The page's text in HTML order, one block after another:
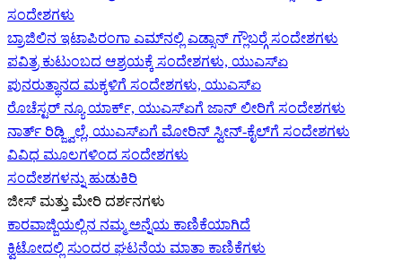
ಸಂದೇಶಗಳು
ಬ್ರಾಜಿಲಿನ ಇಟಾಪಿರಂಗಾ ಎಮ್‌ನಲ್ಲಿ ಎಡ್ಸಾನ್ ಗ್ಲೌಬರ್‍ಗೆ ಸಂದೇಶಗಳು
ಪವಿತ್ರ ಕುಟುಂಬದ ಆಶ್ರಯಕ್ಕೆ ಸಂದೇಶಗಳು, ಯುಎಸ್‌ಏ
ಪುನರುತ್ಥಾನದ ಮಕ್ಕಳಿಗೆ ಸಂದೇಶಗಳು, ಯುಎಸ್‌ಏ
ರೊಚೆಸ್ಟರ್ ನ್ಯೂ ಯಾರ್ಕ್, ಯುಎಸ್‌ಏ‍ಗೆ ಜಾನ್ ಲೀರಿ‍ಗೆ ಸಂದೇಶಗಳು
ನಾರ್ತ್ ರಿಡ್ಜ್ವಿಲ್ಲೆ, ಯುಎಸ್‌ಏ‍ಗೆ ಮೋರಿನ್ ಸ್ವೀನ್-ಕೈಲ್‍ಗೆ ಸಂದೇಶಗಳು
ವಿವಿಧ ಮೂಲಗಳಿಂದ ಸಂದೇಶಗಳು
ಸಂದೇಶಗಳನ್ನು ಹುಡುಕಿರಿ
ಜೀಸ್‌ ಮತ್ತು ಮೇರಿ ದರ್ಶನಗಳು
ಕಾರವಾಜ್ಜಿಯಲ್ಲಿನ ನಮ್ಮ ಅನ್ನೆಯ ಕಾಣಿಕೆಯಾಗಿದೆ
ಕ್ವಿಟೋದಲ್ಲಿ ಸುಂದರ ಘಟನೆಯ ಮಾತಾ ಕಾಣಿಕೆಗಳು